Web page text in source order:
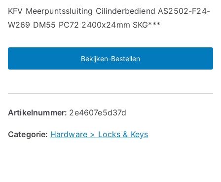
KFV Meerpuntssluiting Cilinderbediend AS2502-F24-
W269 DM55 PC72 2400x24mm SKG***
Bekijken-Bestellen
Artikelnummer: 2e4607e5d37d
Categorie: Hardware > Locks & Keys